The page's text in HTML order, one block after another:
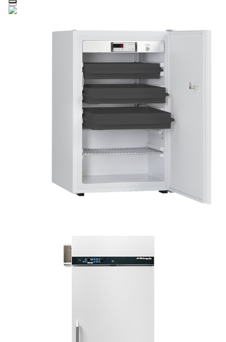
Zum Hauptinhalt springen